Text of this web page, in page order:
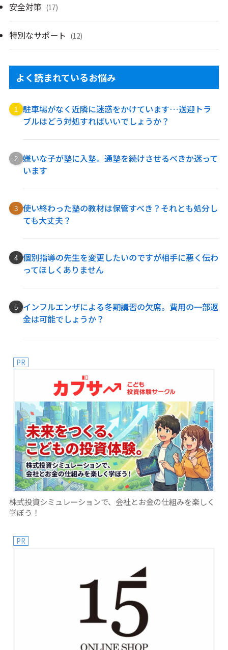
安全対策 (17)
特別なサポート (12)
よく読まれているお悩み
駐車場がなく近隣に迷惑をかけています…送迎トラ
ブルはどう対処すればいいでしょうか？
嫌いな子が塾に入塾。通塾を続けさせるべきか迷って
います
使い終わった塾の教材は保管すべき？それとも処分し
ても大丈夫？
個別指導の先生を変更したいのですが相手に悪く伝わ
ってほしくありません
インフルエンザによる冬期講習の欠席。費用の一部返
金は可能でしょうか？
PR
株式投資シミュレーションで、会社とお金の仕組みを楽しく
学ぼう！
PR